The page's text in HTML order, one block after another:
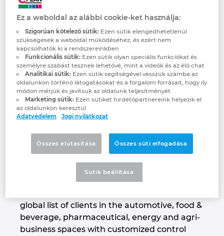
of innovation continues to grow
exponentially with new technologies being
released weekly by the world’s leading robot
and automation suppliers.
One of the challenges faced by
manufacturers and OEM’s is how to select
and design technologies that best suit their
applications. The solution for many of the
world’s leading manufacturers, distributors,
utilities and OEM’s is to engage systems
integrators to help answer these questions
and design the right solution based on the
company, RidgeTech Automation, is a control
systems integrator based out of Cambridge,
global list of clients in the automotive, food &
beverage, pharmaceutical, energy and agri-
business spaces with customized control
France
Germany
Greece
Hungary
India
Indonesia
Italy
Ez a weboldal az alábbi cookie-ket használja:
Szigorúan kötelező sütik:Ezen sütik elengedhetetlenül
szükségesek a weboldal működéséhez, és ezért nem
kapcsolhatók ki a rendszereinkben
Funkcionális sütik:Ezen sütik olyan speciális funkciókat és
személyre szabást tesznek lehetővé, mint a videók és az élő chat
Analitikai sütik:Ezen sütik segítségével vesszük számba az
oldalunkon történő látogatásokat és a forgalom forrásait, hogy ily
módon mérjük és javítsuk az oldalunk teljesítményét
Marketing sütik:Ezen sütiket hirdetőpartnereink helyezik el
az oldalunkon keresztül
Adatvédelem
Jogi nyilatkozat
Összes elutasítása Összes süti elfogadása
Sütik beállítása